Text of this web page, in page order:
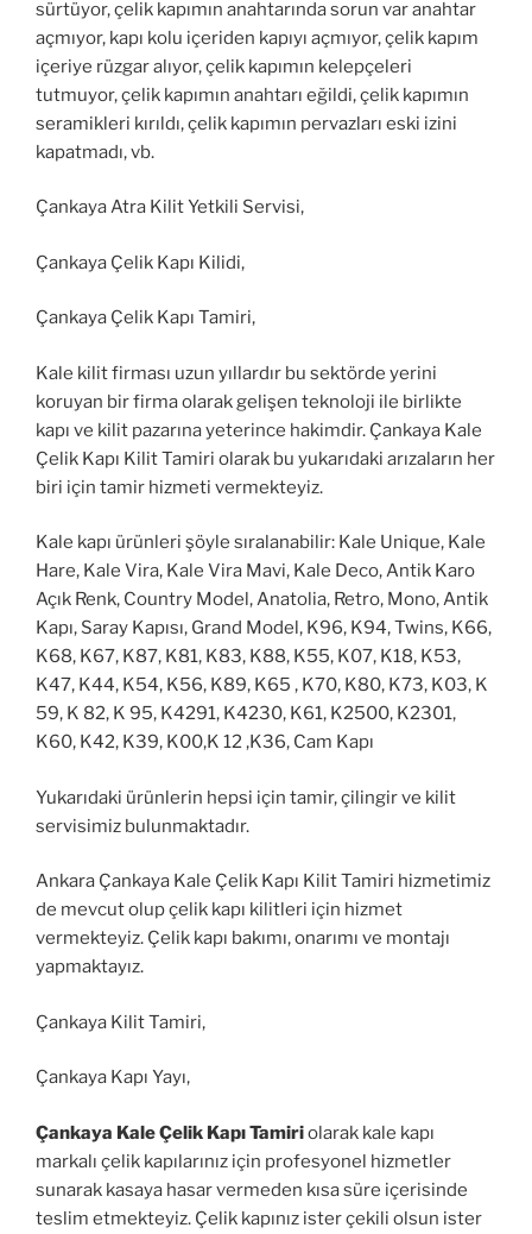
sürtüyor, çelik kapımın anahtarında sorun var anahtar
açmıyor, kapı kolu içeriden kapıyı açmıyor, çelik kapım
içeriye rüzgar alıyor, çelik kapımın kelepçeleri
tutmuyor, çelik kapımın anahtarı eğildi, çelik kapımın
seramikleri kırıldı, çelik kapımın pervazları eski izini
kapatmadı, vb.
Çankaya Atra Kilit Yetkili Servisi,
Çankaya Çelik Kapı Kilidi,
Çankaya Çelik Kapı Tamiri,
Kale kilit firması uzun yıllardır bu sektörde yerini
koruyan bir firma olarak gelişen teknoloji ile birlikte
kapı ve kilit pazarına yeterince hakimdir. Çankaya Kale
Çelik Kapı Kilit Tamiri olarak bu yukarıdaki arızaların her
biri için tamir hizmeti vermekteyiz.
Kale kapı ürünleri şöyle sıralanabilir: Kale Unique, Kale
Hare, Kale Vira, Kale Vira Mavi, Kale Deco, Antik Karo
Açık Renk, Country Model, Anatolia, Retro, Mono, Antik
Kapı, Saray Kapısı, Grand Model, K96, K94, Twins, K66,
K68, K67, K87, K81, K83, K88, K55, K07, K18, K53,
K47, K44, K54, K56, K89, K65 , K70, K80, K73, K03, K
59, K 82, K 95, K4291, K4230, K61, K2500, K2301,
K60, K42, K39, K00,K 12 ,K36, Cam Kapı
Yukarıdaki ürünlerin hepsi için tamir, çilingir ve kilit
servisimiz bulunmaktadır.
Ankara Çankaya Kale Çelik Kapı Kilit Tamiri hizmetimiz
de mevcut olup çelik kapı kilitleri için hizmet
vermekteyiz. Çelik kapı bakımı, onarımı ve montajı
yapmaktayız.
Çankaya Kilit Tamiri,
Çankaya Kapı Yayı,
Çankaya Kale Çelik Kapı Tamiriolarak kale kapı
markalı çelik kapılarınız için profesyonel hizmetler
sunarak kasaya hasar vermeden kısa süre içerisinde
teslim etmekteyiz. Çelik kapınız ister çekili olsun ister